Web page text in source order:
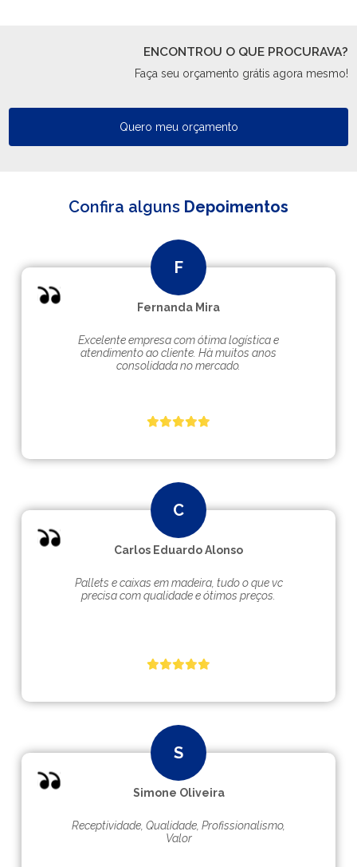
ENCONTROU O QUE PROCURAVA?
Faça seu orçamento grátis agora mesmo!
Quero meu orçamento
Confira alguns Depoimentos
Fernanda Mira
Excelente empresa com ótima logística e
atendimento ao cliente. Hà muitos anos
consolidada no mercado.
Carlos Eduardo Alonso
Pallets e caixas em madeira, tudo o que vc
precisa com qualidade e ótimos preços.
Simone Oliveira
Receptividade, Qualidade, Profissionalismo,
Valor